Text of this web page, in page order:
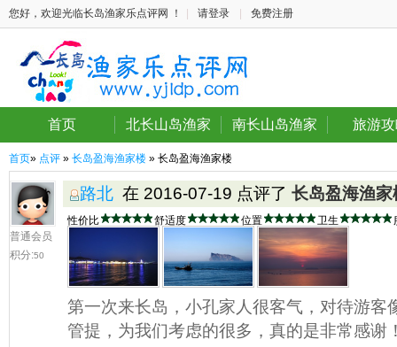
您好，欢迎光临长岛渔家乐点评网 ！ 请登录 免费注册
首页 北长山岛渔家 南长山岛渔家 旅游
首页» 点评 » 长岛盈海渔家楼 » 长岛盈海渔家楼
普通会员
积分:50
路北 在 2016-07-19 点评了 长岛盈海渔家
性价比 舒适度 位置 卫生
第一次来长岛，小孔家人很客气，对待游客
管提，为我们考虑的很多，真的是非常感谢